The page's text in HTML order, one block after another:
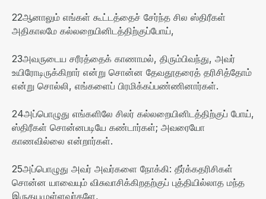
22ஆனாலும் எங்கள் கூட்டத்தைச் சேர்ந்த சில ஸ்திரீகள்
அதிகாலமே கல்லறையினிடத்திற்குப்போய்,
23அவருடைய சரீரத்தைக் காணாமல், திரும்பிவந்து, அவர்
உயிரோடிருக்கிறார் என்று சொன்ன தேவதூதரைத் தரிசித்தோம்
என்று சொல்லி, எங்களைப் பிரமிக்கப்பண்ணினார்கள்.
24அப்பொழுது எங்களிலே சிலர் கல்லறையினிடத்திற்குப் போய்,
ஸ்திரீகள் சொன்னபடியே கண்டார்கள்; அவரையோ
காணவில்லை என்றார்கள்.
25அப்பொழுது அவர் அவர்களை நோக்கி: தீர்க்கதரிசிகள்
சொன்ன யாவையும் விசுவாசிக்கிறதற்குப் புத்தியில்லாத மந்த
இருதயமுள்ளவர்களே,